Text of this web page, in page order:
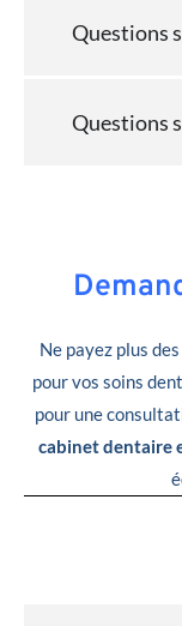
Questions
Questions
Ne payez plus
pour vos soins
pour une
cabinet dentaire